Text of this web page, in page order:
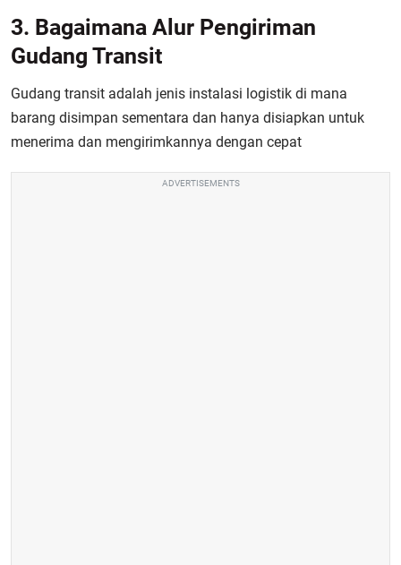
3. Bagaimana Alur Pengiriman
Gudang Transit
Gudang transit adalah jenis instalasi logistik di mana
barang disimpan sementara dan hanya disiapkan untuk
menerima dan mengirimkannya dengan cepat
ADVERTISEMENTS